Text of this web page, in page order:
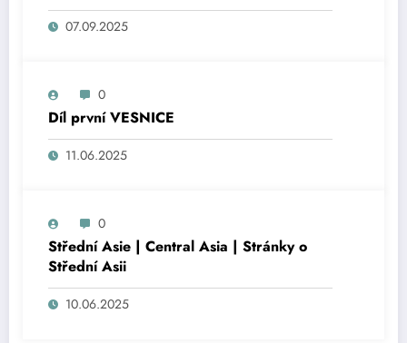
07.09.2025
0
Díl první VESNICE
11.06.2025
0
Střední Asie | Central Asia | Stránky o
Střední Asii
10.06.2025